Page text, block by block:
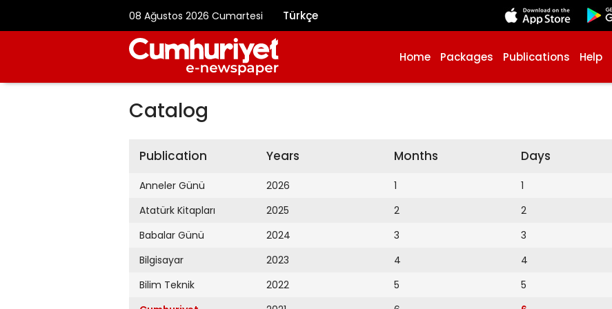
08 Ağustos 2026 Cumartesi Türkçe
Home Packages Publications Help
Catalog
Publication
Anneler Günü
Atatürk Kitapları
Babalar Günü
Bilgisayar
Bilim Teknik
Years
2026
2025
2024
2023
2022
Months
1
2
3
4
5
Days
1
2
3
4
5